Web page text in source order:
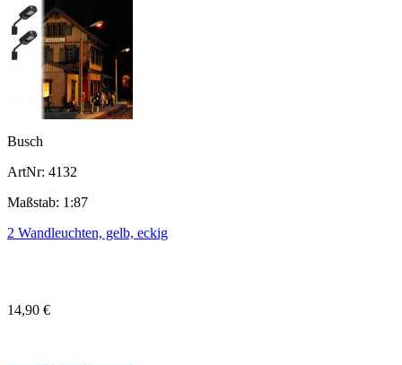
Busch
ArtNr: 4132
Maßstab: 1:87
2 Wandleuchten, gelb, eckig
14,90 €